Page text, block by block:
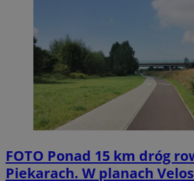
FOTO Ponad 15 km dróg
Piekarach. W planach